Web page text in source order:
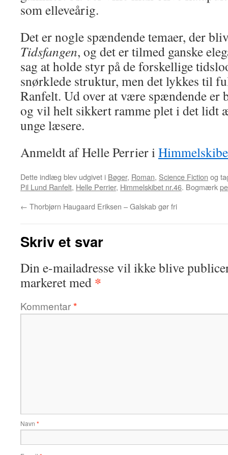
som elleveårig.
Det er nogle spændende temaer, der
Tidsfangen, og det er tilmed ganske
sag at holde styr på de forskellige
snørklede struktur, men det lykkes til
Ranfelt. Ud over at være spændende er
og vil helt sikkert ramme plet i det lidt
unge læsere.
Anmeldt af Helle Perrier i
Dette indlæg blev udgivet i Bøger, Roman, Science Fiction og
Pil Lund Ranfelt, Helle Perrier, Himmelskibet nr.46. Bogmærk
← Thorbjørn Haugaard Eriksen – Galskab gør fri
Skriv et svar
Din e-mailadresse vil ikke blive
markeret med *
Kommentar*
Navn *